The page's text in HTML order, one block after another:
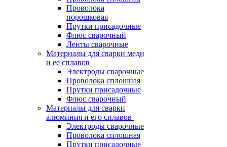
Проволока
порошковая
Прутки присадочные
Флюс сварочный
Ленты сварочные
Материалы для сварки меди
и ее сплавов
Электроды сварочные
Проволока сплошная
Прутки присадочные
Флюс сварочный
Материалы для сварки
алюминия и его сплавов
Электроды сварочные
Проволока сплошная
Прутки присадочные